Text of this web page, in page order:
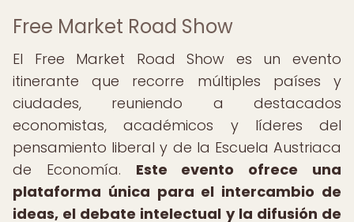
Free Market Road Show
El Free Market Road Show es un evento
itinerante que recorre múltiples países y
ciudades, reuniendo a destacados
economistas, académicos y líderes del
pensamiento liberal y de la Escuela Austriaca
de Economía. Este evento ofrece una
plataforma única para el intercambio de
ideas, el debate intelectual y la difusión de